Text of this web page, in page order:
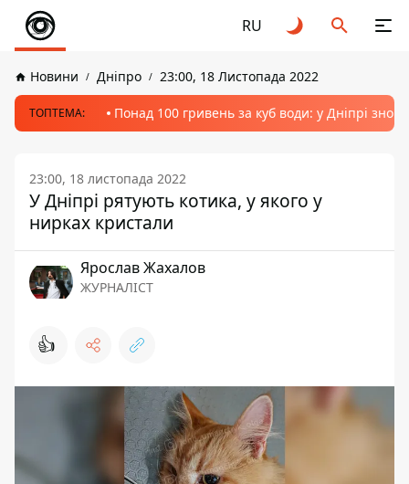
RU
Новини Дніпро 23:00, 18 Листопада 2022
ТОПТЕМА: Понад 100 гривень за куб води: у Дніпрі
23:00, 18 листопада 2022
У Дніпрі рятують котика, у якого у
нирках кристали
Ярослав Жахалов
ЖУРНАЛІСТ
👍